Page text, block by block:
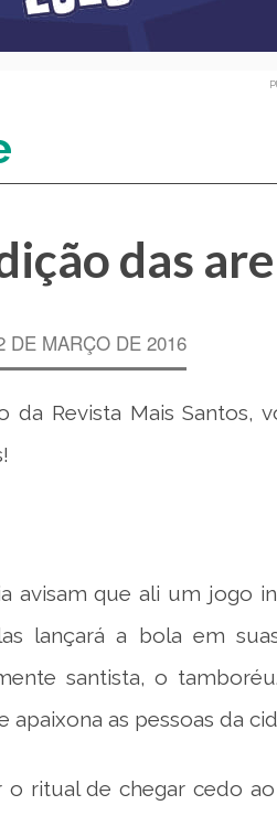
das
DE MARÇO DE 2016
da Revista Mais Santos,
avisam que ali um jogo
lançará a bola em
santista, o
apaixona as pessoas da
ritual de chegar cedo